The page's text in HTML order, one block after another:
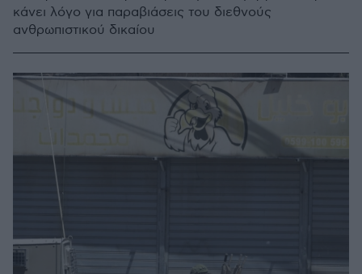
κάνει λόγο για παραβιάσεις του διεθνούς
ανθρωπιστικού δικαίου